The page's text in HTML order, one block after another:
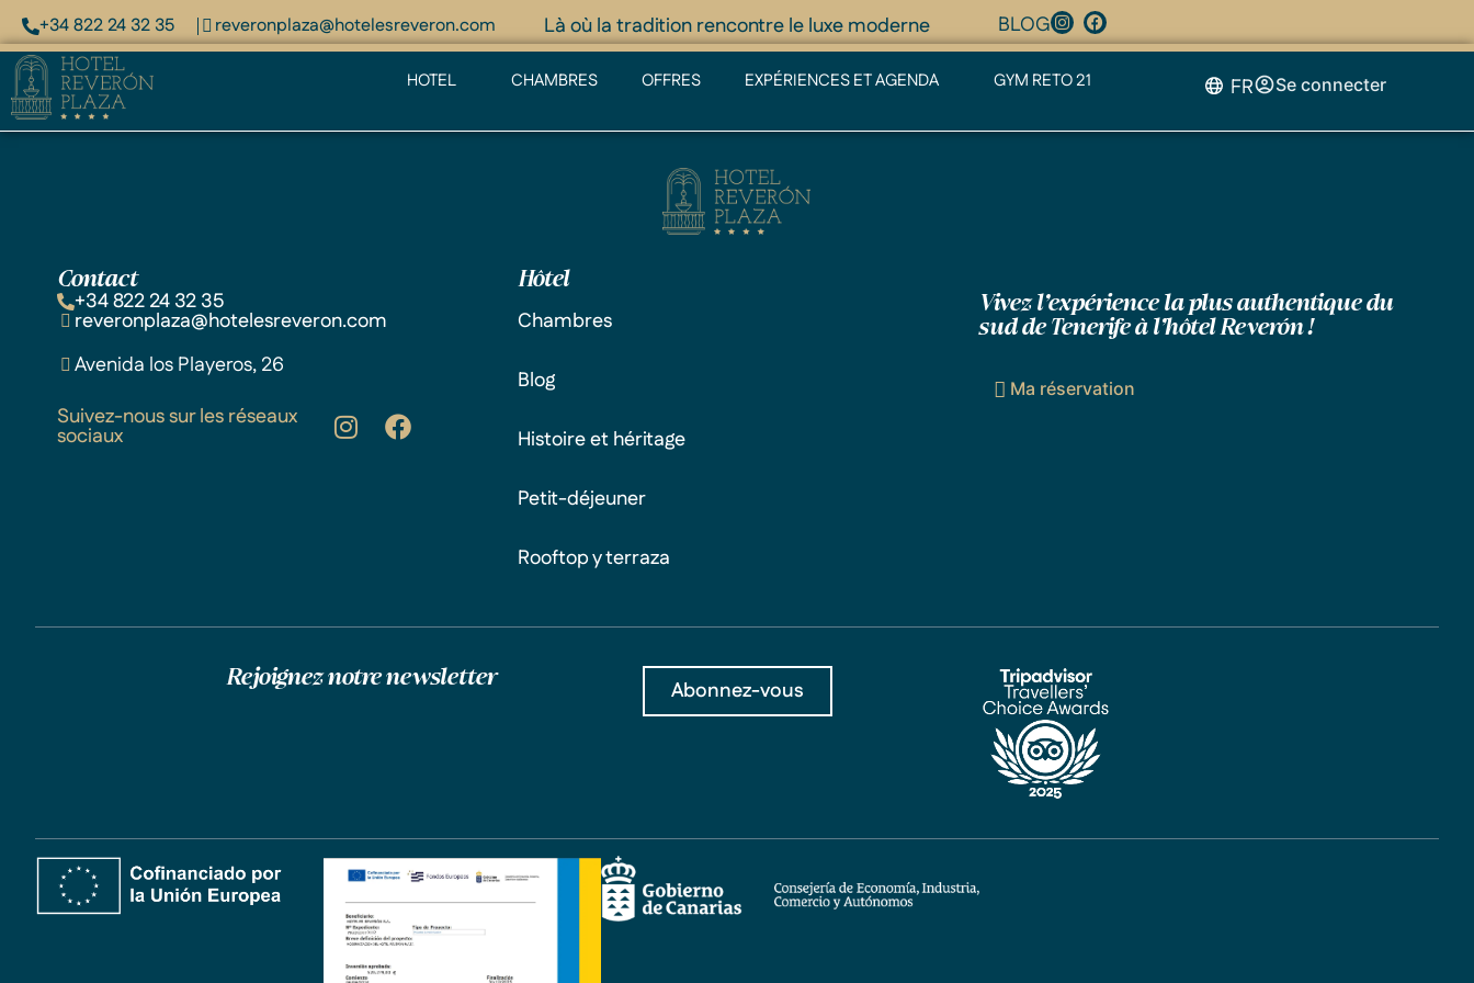
+34 822 24 32 35 reveronplaza@hotelesreveron.com Là où la tradition rencontre le luxe moderne BLOG
HOTEL CHAMBRES OFFRES EXPÉRIENCES ET AGENDA GYM RETO 21 FR Se connecter
Contact
+34 822 24 32 35
reveronplaza@hotelesreveron.com
Avenida los Playeros, 26
Suivez-nous sur les réseaux
sociaux
Hôtel
Chambres
Blog
Histoire et héritage
Petit-déjeuner
Rooftop y terraza
Vivez l’expérience la plus authentique du
sud de Tenerife à l’hôtel Reverón !
Ma réservation
Rejoignez notre newsletter Abonnez-vous